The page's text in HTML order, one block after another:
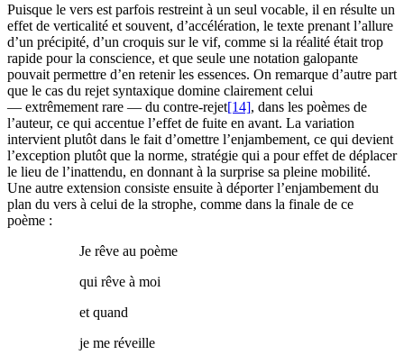
Puisque le vers est parfois restreint à un seul vocable, il en résulte un
effet de verticalité et souvent, d’accélération, le texte prenant l’allure
d’un précipité, d’un croquis sur le vif, comme si la réalité était trop
rapide pour la conscience, et que seule une notation galopante
pouvait permettre d’en retenir les essences. On remarque d’autre part
que le cas du rejet syntaxique domine clairement celui
— extrêmement rare — du contre-rejet[14], dans les poèmes de
l’auteur, ce qui accentue l’effet de fuite en avant. La variation
intervient plutôt dans le fait d’omettre l’enjambement, ce qui devient
l’exception plutôt que la norme, stratégie qui a pour effet de déplacer
le lieu de l’inattendu, en donnant à la surprise sa pleine mobilité.
Une autre extension consiste ensuite à déporter l’enjambement du
plan du vers à celui de la strophe, comme dans la finale de ce
poème :
Je rêve au poème
qui rêve à moi
et quand
je me réveille